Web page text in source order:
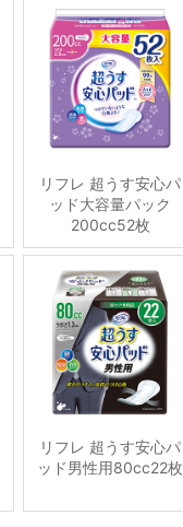
リフレ 超うす安心パ
ッド大容量パック
200cc52枚
リフレ 超うす安心パ
ッド男性用80cc22枚